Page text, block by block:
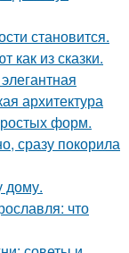
становится.
как из сказки.
архитектура
форм.
сразу покорила
дому.
что